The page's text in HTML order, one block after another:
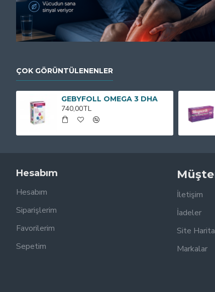
ÇOK GÖRÜNTÜLENENLER
GEBYFOLL OMEGA 3 DHA
740,00TL
Hesabım
Hesabım
Siparişlerim
Favorilerim
Sepetim
İletişim
İadeler
Site
Markalar